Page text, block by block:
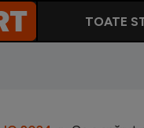
TOATE